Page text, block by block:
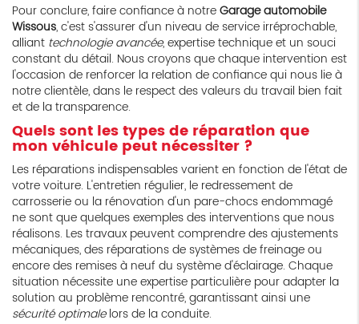
Pour conclure, faire confiance à notreGarage automobile
Wissous, c'est s'assurer d'un niveau de service irréprochable,
alliant technologie avancée, expertise technique et un souci
constant du détail. Nous croyons que chaque intervention est
l'occasion de renforcer la relation de confiance qui nous lie à
notre clientèle, dans le respect des valeurs du travail bien fait
et de la transparence.
Quels sont les types de réparation que
mon véhicule peut nécessiter ?
Les réparations indispensables varient en fonction de l'état de
votre voiture. L'entretien régulier, le redressement de
carrosserie ou la rénovation d'un pare-chocs endommagé
ne sont que quelques exemples des interventions que nous
réalisons. Les travaux peuvent comprendre des ajustements
mécaniques, des réparations de systèmes de freinage ou
encore des remises à neuf du système d'éclairage. Chaque
situation nécessite une expertise particulière pour adapter la
solution au problème rencontré, garantissant ainsi une
sécurité optimalelors de la conduite.